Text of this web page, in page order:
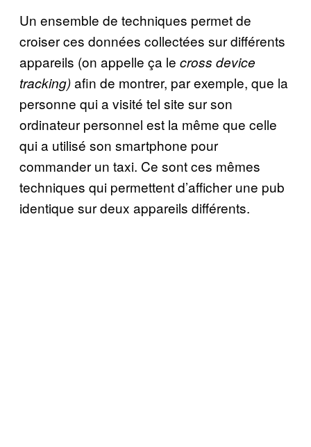
Un ensemble de techniques permet de
croiser ces données collectées sur différents
appareils (on appelle ça le cross device
tracking)afin de montrer, par exemple, que la
personne qui a visité tel site sur son
ordinateur personnel est la même que celle
qui a utilisé son smartphone pour
commander un taxi. Ce sont ces mêmes
techniques qui permettent d’afficher une pub
identique sur deux appareils différents.